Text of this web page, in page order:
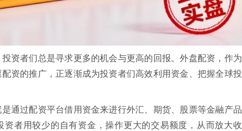
资者们总是寻求更多的机会与更高的回报。外盘配资，作为
资的推广，正逐渐成为投资者们高效利用资金、把握全球投
通过配资平台借用资金来进行外汇、期货、股票等金融产品
资者用较少的自有资金，操作更大的交易额度，从而放大收